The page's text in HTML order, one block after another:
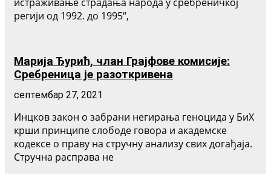
регији од 1992. до 1995“,
Марија Ђурић, члан Грајфове комисије:
Сребреница је разоткривена
септембар 27, 2021
Инцков закон о забрани негирања геноцида у БиХ
крши принципе слободе говора и академске
кодексе о праву на стручну анализу свих догађаја.
Стручна расправа не